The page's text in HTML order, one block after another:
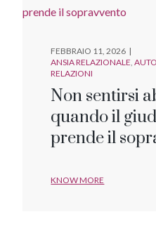
FEBBRAIO 11, 2026
ANSIA RELAZIONALE
RELAZIONI
Non sentirsi
quando il
prende il
KNOW MORE